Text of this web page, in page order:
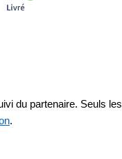
du partenaire. Seuls les
.